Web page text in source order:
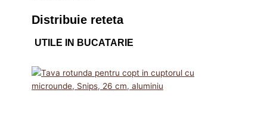
Distribuie reteta
UTILE IN BUCATARIE